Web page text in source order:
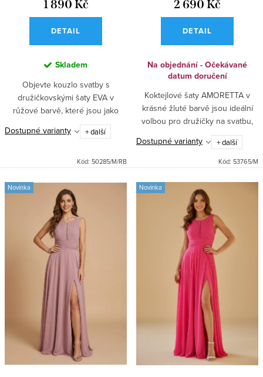
1 890 Kč
DETAIL
Skladem
Objevte kouzlo svatby s
družičkovskými šaty EVA v
růžové barvě, které jsou jako
stvořené pro tanec a ples.
Krajkový top dodává šatům
šifónová...
Dostupné varianty + další
Kód: 50285/M/RB
2 690 Kč
DETAIL
Na objednání - Očekávané
datum doručení
Koktejlové šaty AMORETTA v
krásné žluté barvě jsou ideální
volbou pro družičky na svatbu,
do tanečních i na jiné
společenské události. Přiléhavý
zdobený top s motýlkovou sukní
Dostupné varianty + další
Kód: 53765/M
Novinka Novinka